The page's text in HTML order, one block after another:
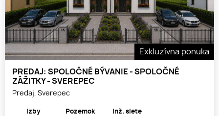
Exkluzívna ponuka
PREDAJ: SPOLOČNÉ BÝVANIE - SPOLOČNÉ
ZÁŽITKY - SVEREPEC
Predaj, Sverepec
Izby
Pozemok
Inž. siete